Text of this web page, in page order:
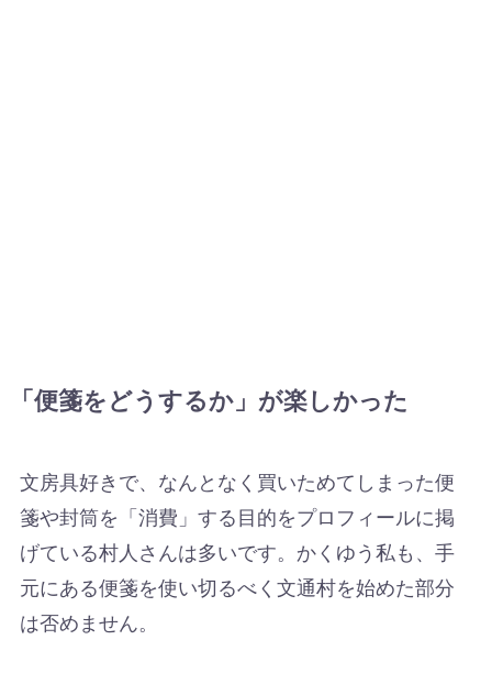
「便箋をどうするか」が楽しかった
文房具好きで、なんとなく買いためてしまった便
箋や封筒を「消費」する目的をプロフィールに掲
げている村人さんは多いです。かくゆう私も、手
元にある便箋を使い切るべく文通村を始めた部分
は否めません。